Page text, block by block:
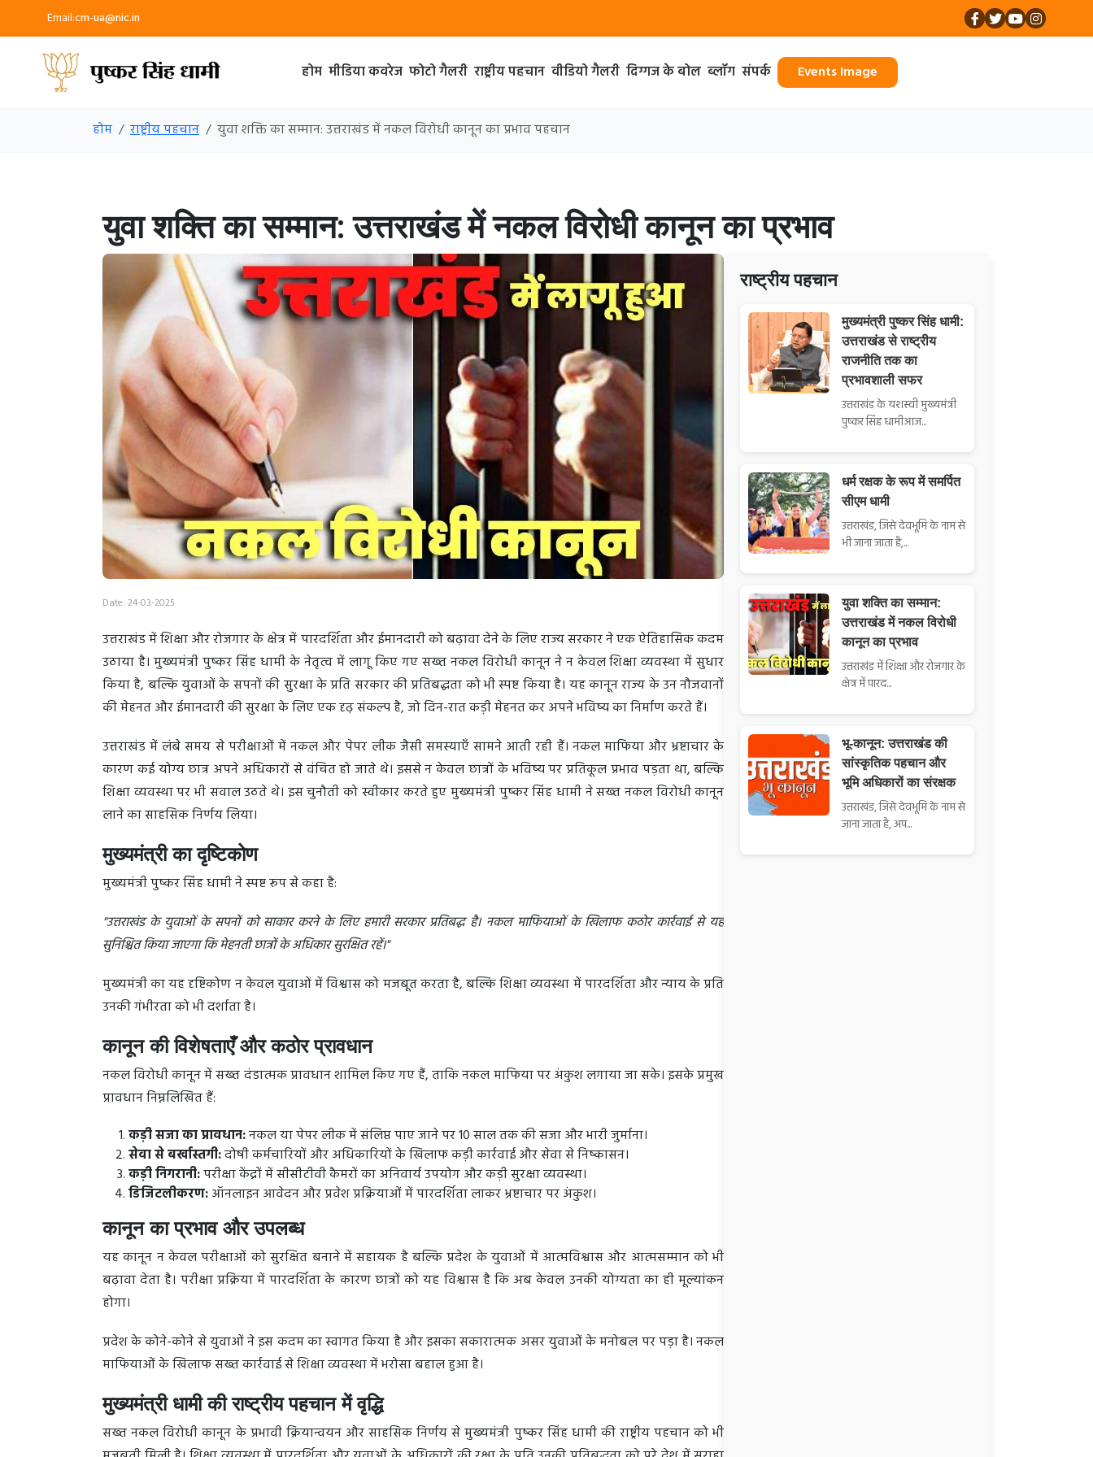
Email:cm-ua@nic.in
होम मीडिया कवरेज फोटो गैलरी राष्ट्रीय पहचान वीडियो गैलरी दिग्गज के बोल ब्लॉग संपर्क Events Image
होम राष्ट्रीय पहचान युवा शक्ति का सम्मान: उत्तराखंड में नकल विरोधी कानून का प्रभाव पहचान
युवा शक्ति का सम्मान: उत्तराखंड में नकल विरोधी कानून का प्रभाव
Date: 24-03-2025
उत्तराखंड में शिक्षा और रोजगार के क्षेत्र में पारदर्शिता और ईमानदारी को बढ़ावा देने के लिए राज्य सरकार ने एक ऐतिहासिक कदम
उठाया है। मुख्यमंत्री पुष्कर सिंह धामी के नेतृत्व में लागू किए गए सख्त नकल विरोधी कानून ने न केवल शिक्षा व्यवस्था में सुधार
किया है, बल्कि युवाओं के सपनों की सुरक्षा के प्रति सरकार की प्रतिबद्धता को भी स्पष्ट किया है। यह कानून राज्य के उन नौजवानों
की मेहनत और ईमानदारी की सुरक्षा के लिए एक दृढ़ संकल्प है, जो दिन-रात कड़ी मेहनत कर अपने भविष्य का निर्माण करते हैं।
उत्तराखंड में लंबे समय से परीक्षाओं में नकल और पेपर लीक जैसी समस्याएँ सामने आती रही हैं। नकल माफिया और भ्रष्टाचार के
कारण कई योग्य छात्र अपने अधिकारों से वंचित हो जाते थे। इससे न केवल छात्रों के भविष्य पर प्रतिकूल प्रभाव पड़ता था, बल्कि
शिक्षा व्यवस्था पर भी सवाल उठते थे। इस चुनौती को स्वीकार करते हुए मुख्यमंत्री पुष्कर सिंह धामी ने सख्त नकल विरोधी कानून
लाने का साहसिक निर्णय लिया।
मुख्यमंत्री का दृष्टिकोण
मुख्यमंत्री पुष्कर सिंह धामी ने स्पष्ट रूप से कहा है:
"उत्तराखंड के युवाओं के सपनों को साकार करने के लिए हमारी सरकार प्रतिबद्ध है। नकल माफियाओं के खिलाफ कठोर कार्रवाई से यह
सुनिश्चित किया जाएगा कि मेहनती छात्रों के अधिकार सुरक्षित रहें।"
मुख्यमंत्री का यह दृष्टिकोण न केवल युवाओं में विश्वास को मजबूत करता है, बल्कि शिक्षा व्यवस्था में पारदर्शिता और न्याय के प्रति
उनकी गंभीरता को भी दर्शाता है।
कानून की विशेषताएँ और कठोर प्रावधान
नकल विरोधी कानून में सख्त दंडात्मक प्रावधान शामिल किए गए हैं, ताकि नकल माफिया पर अंकुश लगाया जा सके। इसके प्रमुख
प्रावधान निम्नलिखित हैं:
कड़ी सजा का प्रावधान:नकल या पेपर लीक में संलिप्त पाए जाने पर 10 साल तक की सजा और भारी जुर्माना।
सेवा से बर्खास्तगी:दोषी कर्मचारियों और अधिकारियों के खिलाफ कड़ी कार्रवाई और सेवा से निष्कासन।
कड़ी निगरानी:परीक्षा केंद्रों में सीसीटीवी कैमरों का अनिवार्य उपयोग और कड़ी सुरक्षा व्यवस्था।
डिजिटलीकरण:ऑनलाइन आवेदन और प्रवेश प्रक्रियाओं में पारदर्शिता लाकर भ्रष्टाचार पर अंकुश।
कानून का प्रभाव और उपलब्ध
यह कानून न केवल परीक्षाओं को सुरक्षित बनाने में सहायक है बल्कि प्रदेश के युवाओं में आत्मविश्वास और आत्मसम्मान को भी
बढ़ावा देता है। परीक्षा प्रक्रिया में पारदर्शिता के कारण छात्रों को यह विश्वास है कि अब केवल उनकी योग्यता का ही मूल्यांकन
होगा।
प्रदेश के कोने-कोने से युवाओं ने इस कदम का स्वागत किया है और इसका सकारात्मक असर युवाओं के मनोबल पर पड़ा है। नकल
माफियाओं के खिलाफ सख्त कार्रवाई से शिक्षा व्यवस्था में भरोसा बहाल हुआ है।
मुख्यमंत्री धामी की राष्ट्रीय पहचान में वृद्धि
सख्त नकल विरोधी कानून के प्रभावी क्रियान्वयन और साहसिक निर्णय से मुख्यमंत्री पुष्कर सिंह धामी की राष्ट्रीय पहचान को भी
राष्ट्रीय पहचान
मुख्यमंत्री पुष्कर सिंह धामी:
उत्तराखंड से राष्ट्रीय
राजनीति तक का
प्रभावशाली सफर
उत्तराखंड के यशस्वी मुख्यमंत्री
पुष्कर सिंह धामीआज...
धर्म रक्षक के रूप में समर्पित
सीएम धामी
उत्तराखंड, जिसे देवभूमि के नाम से
भी जाना जाता है,...
युवा शक्ति का सम्मान:
उत्तराखंड में नकल विरोधी
कानून का प्रभाव
उत्तराखंड में शिक्षा और रोजगार के
क्षेत्र में पारद...
भू-कानून: उत्तराखंड की
सांस्कृतिक पहचान और
भूमि अधिकारों का संरक्षक
उत्तराखंड, जिसे देवभूमि के नाम से
जाना जाता है, अप...